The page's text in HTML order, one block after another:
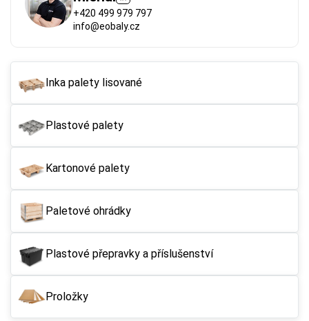
+420 499 979 797
info@eobaly.cz
Inka palety lisované
Plastové palety
Kartonové palety
Paletové ohrádky
Plastové přepravky a příslušenství
Proložky